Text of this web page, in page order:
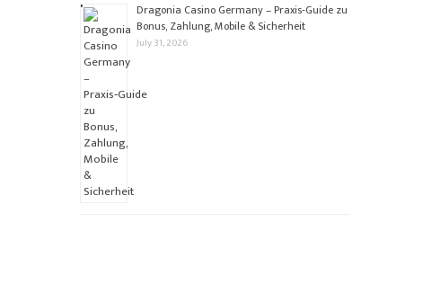
Dragonia Casino Germany – Praxis‑Guide zu
Bonus, Zahlung, Mobile & Sicherheit
July 31, 2026